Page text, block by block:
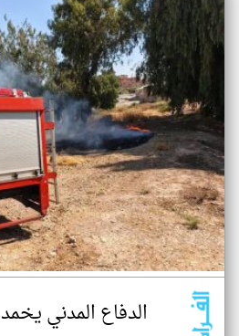
الدفاع المدني يخمد 7 حرائق في الرقة